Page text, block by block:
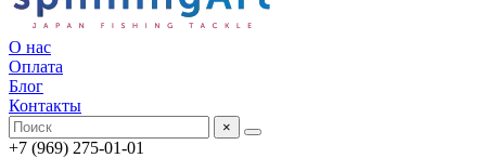
О нас
Оплата
Блог
Контакты
×
+7 (969) 275-01-01